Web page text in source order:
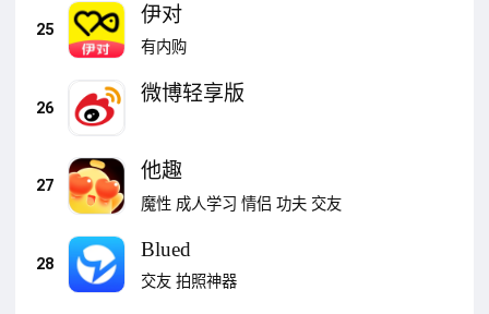
25
伊对
有内购
26
微博轻享版
27
他趣
魔性 成人学习 情侣 功夫 交友
28
Blued
交友 拍照神器